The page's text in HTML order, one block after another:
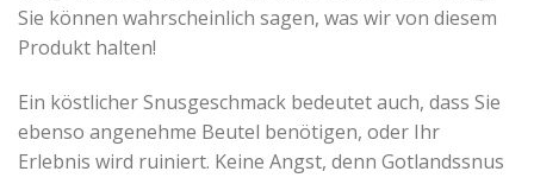
Sie können wahrscheinlich sagen, was wir von diesem
Produkt halten!
Ein köstlicher Snusgeschmack bedeutet auch, dass Sie
ebenso angenehme Beutel benötigen, oder Ihr
Erlebnis wird ruiniert. Keine Angst, denn Gotlandssnus